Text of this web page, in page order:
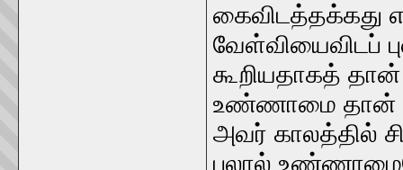
கைவிடத்தக்கது
வேள்வியைவிடப்‌
கூறியதாகத்‌
உண்ணாமை தான்‌
அவர்‌ காலத்தில்‌
புலால்‌